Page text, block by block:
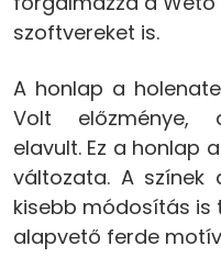
szoftvereket is.
A honlap a
Volt előzménye,
elavult. Ez a honlap
változata. A színek
kisebb módosítás is
alapvető ferde